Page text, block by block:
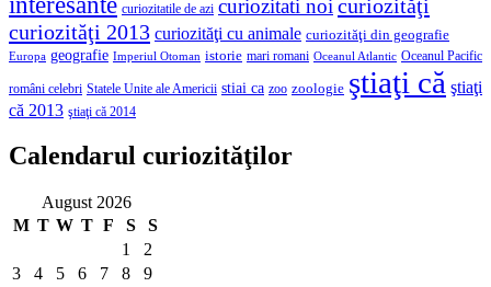
curiozitatile de azi curiozitati noi curiozităţi
curiozităţi 2013 curiozităţi cu animale curiozităţi din geografie
Europa geografie Imperiul Otoman istorie mari romani Oceanul Atlantic Oceanul Pacific
români celebri Statele Unite ale Americii stiai ca zoo zoologie ştiaţi că ştiaţi
că 2013 ştiaţi că 2014
Calendarul curiozităţilor
August 2026
M T W T F S
S
1
2
3
4 5 6 7 8
9